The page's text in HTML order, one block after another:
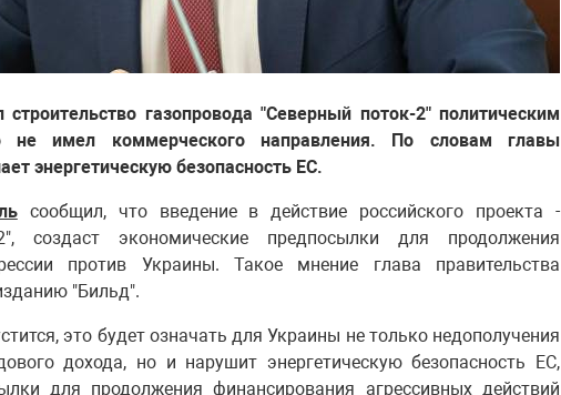
газопровода "Северный поток-2" политическим
не имел коммерческого направления. По словам главы
энергетическую безопасность ЕС.
сообщил, что введение в действие российского проекта -
создаст экономические предпосылки для продолжения
против Украины. Такое мнение глава правительства
"Бильд".
это будет означать для Украины не только недополучения
дохода, но и нарушит энергетическую безопасность ЕС,
для продолжения финансирования агрессивных действий